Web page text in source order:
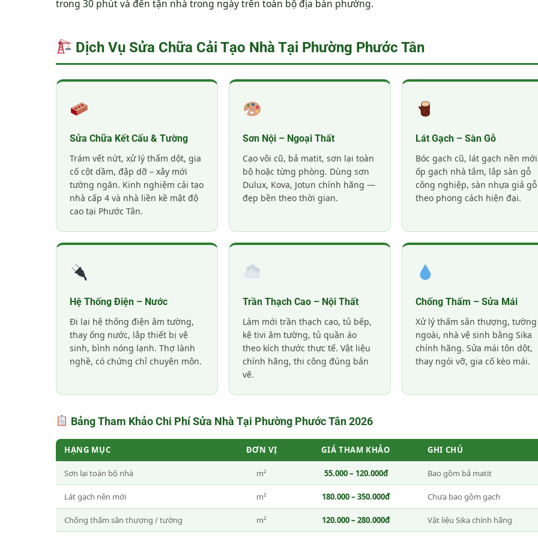
trong 30 phút và đến tận nhà trong ngày trên toàn bộ địa bàn phường.
Dịch Vụ Sửa Chữa Cải Tạo Nhà Tại Phường Phước Tân
Sửa Chữa Kết Cấu & Tường
Trám vết nứt, xử lý thấm dột, gia
cố cột dầm, đập dỡ – xây mới
tường ngăn. Kinh nghiệm cải tạo
nhà cấp 4 và nhà liền kề mật độ
cao tại Phước Tân.
Sơn Nội – Ngoại Thất
Cạo vôi cũ, bả matit, sơn lại toàn
bộ hoặc từng phòng. Dùng sơn
Dulux, Kova, Jotun chính hãng —
đẹp bền theo thời gian.
Lát Gạch – Sàn Gỗ
Bóc gạch cũ, lát gạch nền
ốp gạch nhà tắm, lắp sàn gỗ
công nghiệp, sàn nhựa giả gỗ
theo phong cách hiện đại.
Hệ Thống Điện – Nước
Đi lại hệ thống điện âm tường,
thay ống nước, lắp thiết bị vệ
sinh, bình nóng lạnh. Thợ lành
nghề, có chứng chỉ chuyên môn.
Trần Thạch Cao – Nội Thất
Làm mới trần thạch cao, tủ bếp,
kệ tivi âm tường, tủ quần áo
theo kích thước thực tế. Vật liệu
chính hãng, thi công đúng bản
vẽ.
Chống Thấm – Sửa Mái
Xử lý thấm sân thượng, tường
ngoài, nhà vệ sinh bằng Sika
chính hãng. Sửa mái tôn dột,
thay ngói vỡ, gia cố kèo mái.
Bảng Tham Khảo Chi Phí Sửa Nhà Tại Phường Phước Tân 2026
HẠNG MỤC ĐƠN VỊ GIÁ THAM KHẢO GHI CHÚ
Sơn lại toàn bộ nhà m² 55.000 – 120.000đ Bao gồm bả matit
Lát gạch nền mới m² 180.000 – 350.000đ Chưa bao gồm gạch
Chống thấm sân thượng / tường m² 120.000 – 280.000đ Vật liệu Sika chính hãng